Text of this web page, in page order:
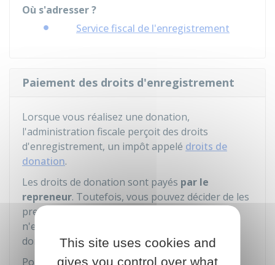
Où s'adresser ?
Service fiscal de l'enregistrement
Paiement des droits d'enregistrement
Lorsque vous réalisez une donation,
l'administration fiscale perçoit des droits
d'enregistrement, un impôt appelé droits de
donation.
Les droits de donation sont payés par le
repreneur. Toutefois, vous pouvez décider de les
prendre
, le montant des droits
n'est pas considéré comme un supplément de
donation.
Pour calculer cet impôt, le service fiscal de
This site uses cookies and
gives you control over what